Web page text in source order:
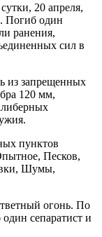
20 апреля,
Погиб один
ранения,
сил в
из запрещенных
120 мм,
пунктов
Песков,
Шумы,
огонь. По
сепаратист и